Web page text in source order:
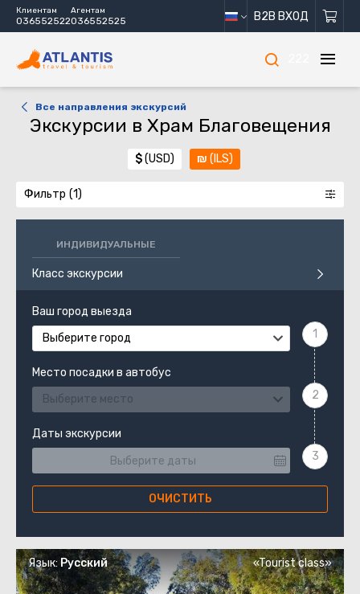
Клиентам
036552522
Агентам
036552525 B2B ВХОД
Все направления экскурсий
Экскурсии в Храм Благовещения
$(USD) ₪ (ILS)
Фильтр
ИНДИВИДУАЛЬНЫЕ
Класс экскурсии
Ваш город выезда
Выберите город
Место посадки в автобус
Выберите место
Даты экскурсии
ОЧИСТИТЬ
Язык: Русский «Tourist class»